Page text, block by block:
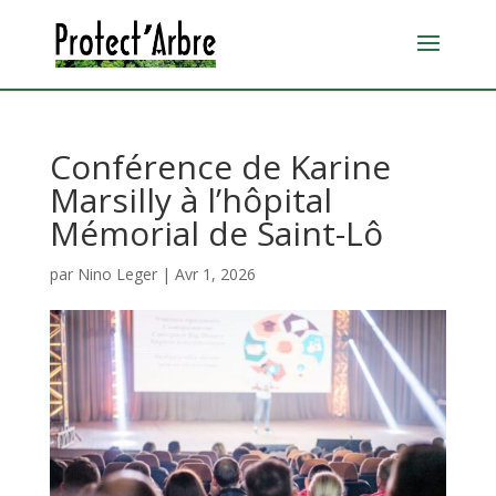
Conférence de Karine
Marsilly à l’hôpital
Mémorial de Saint-Lô
par Nino Leger| Avr 1, 2026